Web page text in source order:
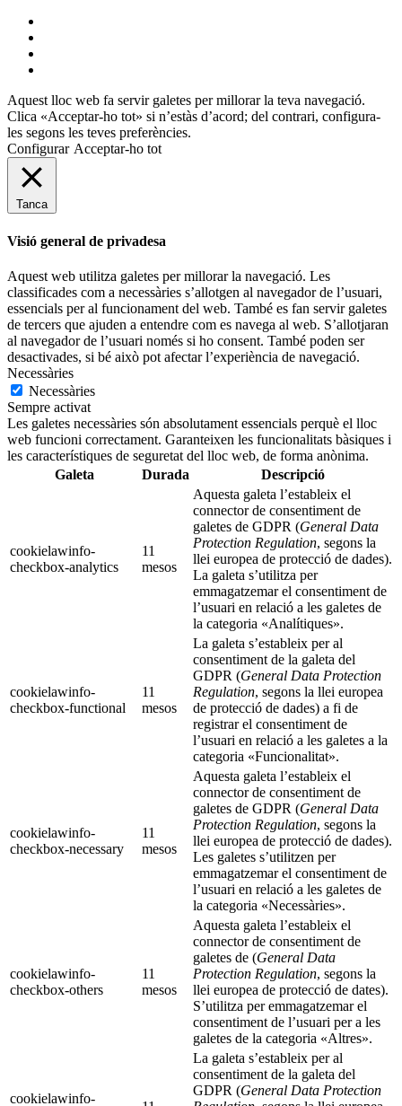
Aquest lloc web fa servir galetes per millorar la teva navegació.
Clica «Acceptar-ho tot» si n’estàs d’acord; del contrari, configura-
les segons les teves preferències.
Configurar Acceptar-ho tot
Tanca
Visió general de privadesa
Aquest web utilitza galetes per millorar la navegació. Les
classificades com a necessàries s’allotgen al navegador de l’usuari,
essencials per al funcionament del web. També es fan servir galetes
de tercers que ajuden a entendre com es navega al web. S’allotjaran
al navegador de l’usuari només si ho consent. També poden ser
desactivades, si bé això pot afectar l’experiència de navegació.
Necessàries
Necessàries
Sempre activat
Les galetes necessàries són absolutament essencials perquè el lloc
web funcioni correctament. Garanteixen les funcionalitats bàsiques i
les característiques de seguretat del lloc web, de forma anònima.
Galeta
Durada Descripció
cookielawinfo-
checkbox-analytics
11
mesos
Aquesta galeta l’estableix el
connector de consentiment de
galetes de GDPR (General Data
Protection Regulation, segons la
llei europea de protecció de dades).
La galeta s’utilitza per
emmagatzemar el consentiment de
l’usuari en relació a les galetes de
la categoria «Analítiques».
cookielawinfo-
checkbox-functional
11
mesos
La galeta s’estableix per al
consentiment de la galeta del
GDPR (General Data Protection
Regulation, segons la llei europea
de protecció de dades) a fi de
registrar el consentiment de
l’usuari en relació a les galetes a la
categoria «Funcionalitat».
cookielawinfo-
checkbox-necessary
11
mesos
Aquesta galeta l’estableix el
connector de consentiment de
galetes de GDPR (General Data
Protection Regulation, segons la
llei europea de protecció de dades).
Les galetes s’utilitzen per
emmagatzemar el consentiment de
l’usuari en relació a les galetes de
la categoria «Necessàries».
cookielawinfo-
checkbox-others
11
mesos
Aquesta galeta l’estableix el
connector de consentiment de
galetes de (General Data
Protection Regulation, segons la
llei europea de protecció de dates).
S’utilitza per emmagatzemar el
consentiment de l’usuari per a les
galetes de la categoria «Altres».
cookielawinfo-
La galeta s’estableix per al
consentiment de la galeta del
GDPR (General Data Protection